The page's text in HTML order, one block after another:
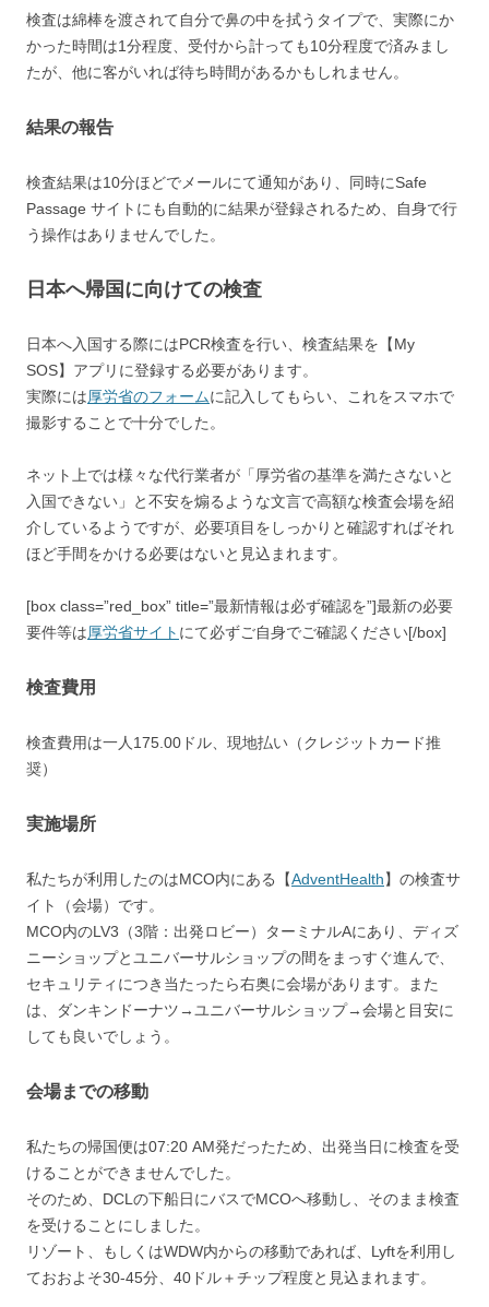
検査は綿棒を渡されて自分で鼻の中を拭うタイプで、実際にか
かった時間は1分程度、受付から計っても10分程度で済みまし
たが、他に客がいれば待ち時間があるかもしれません。
結果の報告
検査結果は10分ほどでメールにて通知があり、同時にSafe
Passage サイトにも自動的に結果が登録されるため、自身で行
う操作はありませんでした。
日本へ帰国に向けての検査
日本へ入国する際にはPCR検査を行い、検査結果を【My
SOS】アプリに登録する必要があります。
実際には厚労省のフォームに記入してもらい、これをスマホで
撮影することで十分でした。
ネット上では様々な代行業者が「厚労省の基準を満たさないと
入国できない」と不安を煽るような文言で高額な検査会場を紹
介しているようですが、必要項目をしっかりと確認すればそれ
ほど手間をかける必要はないと見込まれます。
[box class=”red_box” title=”最新情報は必ず確認を”]最新の必要
要件等は厚労省サイト にて必ずご自身でご確認ください[/box]
検査費用
検査費用は一人175.00ドル、現地払い（クレジットカード推
奨）
実施場所
私たちが利用したのはMCO内にある【AdventHealth】の検査サ
イト（会場）です。
MCO内のLV3（3階：出発ロビー）ターミナルAにあり、ディズ
ニーショップとユニバーサルショップの間をまっすぐ進んで、
セキュリティにつき当たったら右奥に会場があります。また
は、ダンキンドーナツ→ユニバーサルショップ→会場と目安に
しても良いでしょう。
会場までの移動
私たちの帰国便は07:20 AM発だったため、出発当日に検査を受
けることができませんでした。
そのため、DCLの下船日にバスでMCOへ移動し、そのまま検査
を受けることにしました。
リゾート、もしくはWDW内からの移動であれば、Lyftを利用し
ておおよそ30-45分、40ドル＋チップ程度と見込まれます。